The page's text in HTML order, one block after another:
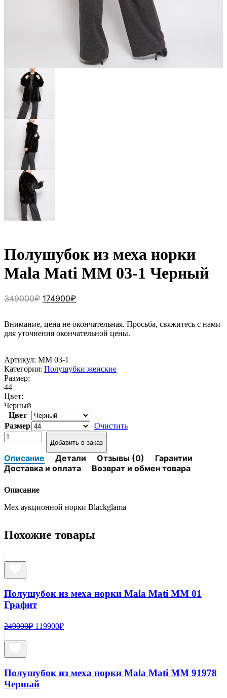
Полушубок из меха норки
Mala Mati MM 03-1 Черный
349000₽ Первоначальная
349000₽.
174900₽Текущая
Внимание, цена не окончательная. Просьба, свяжитесь с нами
для уточнения окончательной цены.
Артикул: MM 03-1
Категория: Полушубки женские
Размер:
44
Цвет:
Черный
Цвет
Размер
Очистить
Количество
товара
Полушубок
из
меха
Mala
MM
Черный
Добавить в заказ
Описание Детали Отзывы (0)
Гарантии
Доставка и оплата
Возврат и обмен товара
Описание
Мех аукционной норки Blackglama
Похожие товары
Полушубок из меха норки Mala Mati MM 01
Графит
249000₽ Первоначальная
119900₽Текущая
Полушубок из меха норки Mala Mati MM 91978
Черный